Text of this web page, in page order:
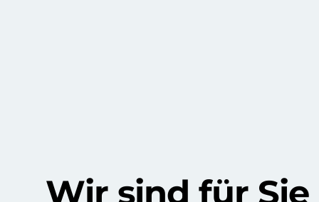
Wir sind für Sie